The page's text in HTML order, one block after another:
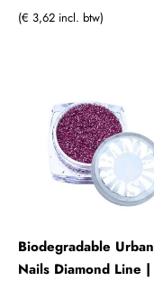
(€ 3,62 incl. btw)
Biodegradable Urban
Nails Diamond Line |